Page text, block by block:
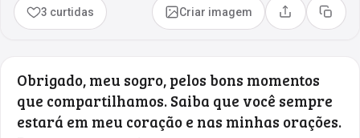
3 curtidas Criar imagem Compartilhar
Copiar
Obrigado, meu sogro, pelos bons momentos
que compartilhamos. Saiba que você sempre
estará em meu coração e nas minhas orações.